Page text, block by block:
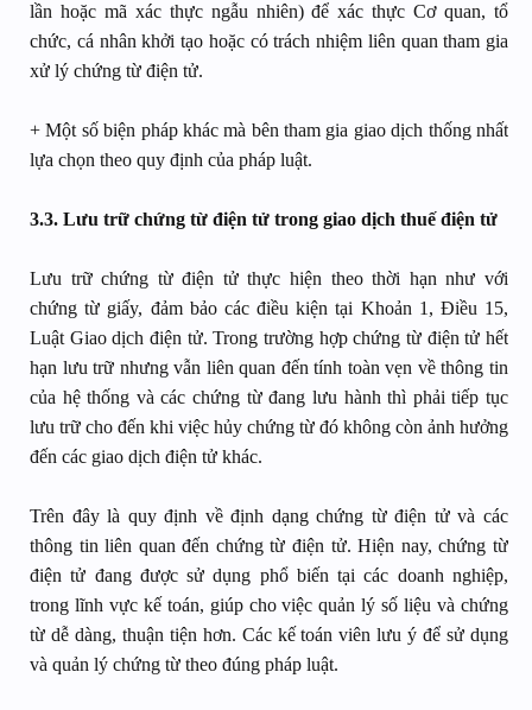
lần hoặc mã xác thực ngẫu nhiên) để xác thực Cơ quan, tổ
chức, cá nhân khởi tạo hoặc có trách nhiệm liên quan tham gia
xử lý chứng từ điện tử.
+ Một số biện pháp khác mà bên tham gia giao dịch thống nhất
lựa chọn theo quy định của pháp luật.
3.3. Lưu trữ chứng từ điện tử trong giao dịch thuế điện tử
Lưu trữ chứng từ điện tử thực hiện theo thời hạn như với
chứng từ giấy, đảm bảo các điều kiện tại Khoản 1, Điều 15,
Luật Giao dịch điện tử. Trong trường hợp chứng từ điện tử hết
hạn lưu trữ nhưng vẫn liên quan đến tính toàn vẹn về thông tin
của hệ thống và các chứng từ đang lưu hành thì phải tiếp tục
lưu trữ cho đến khi việc hủy chứng từ đó không còn ảnh hưởng
đến các giao dịch điện tử khác.
Trên đây là quy định về định dạng chứng từ điện tử và các
thông tin liên quan đến chứng từ điện tử. Hiện nay, chứng từ
điện tử đang được sử dụng phổ biến tại các doanh nghiệp,
trong lĩnh vực kế toán, giúp cho việc quản lý số liệu và chứng
từ dễ dàng, thuận tiện hơn. Các kế toán viên lưu ý để sử dụng
và quản lý chứng từ theo đúng pháp luật.